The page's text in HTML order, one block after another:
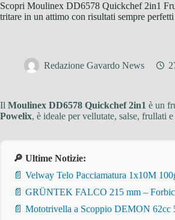
Scopri Moulinex DD6578 Quickchef 2in1
tritare in un attimo con risultati sempre perfetti
Redazione Gavardo News
Il Moulinex DD6578 Quickchef 2in1 è un
Powelix, è ideale per vellutate, salse, frullati
🔎 Ultime Notizie:
📄 Velway Telo Pacciamatura 1x10M
📄 GRÜNTEK FALCO 215 mm –
📄 Mototrivella a Scoppio DEMON 62cc